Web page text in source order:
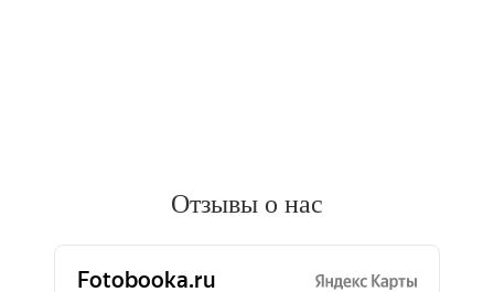
Отзывы о нас